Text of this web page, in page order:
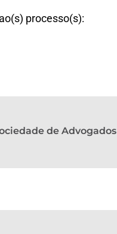
processo(s):
de Advogados